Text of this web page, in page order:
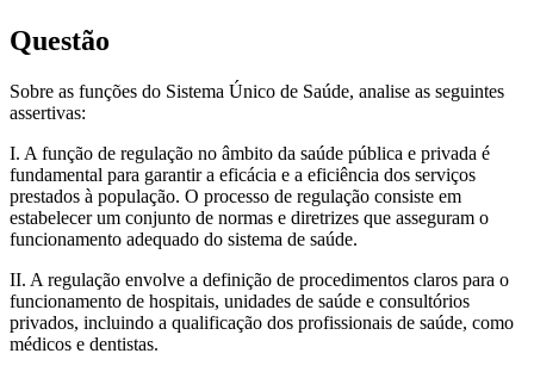
Questão
Sobre as funções do Sistema Único de Saúde, analise as seguintes
assertivas:
I. A função de regulação no âmbito da saúde pública e privada é
fundamental para garantir a eficácia e a eficiência dos serviços
prestados à população. O processo de regulação consiste em
estabelecer um conjunto de normas e diretrizes que asseguram o
funcionamento adequado do sistema de saúde.
II. A regulação envolve a definição de procedimentos claros para o
funcionamento de hospitais, unidades de saúde e consultórios
privados, incluindo a qualificação dos profissionais de saúde, como
médicos e dentistas.